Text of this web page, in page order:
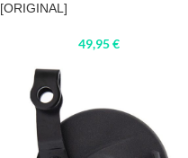
[ORIGINAL]
49,95€